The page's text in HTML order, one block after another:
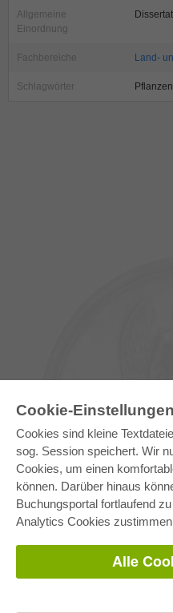
Cookie-Einstellungen
Cookies sind kleine
sog. Session speichert. Wir
Cookies, um einen
können. Darüber hinaus
Buchungsportal fortlaufend
Analytics Cookies
Alle
Allgemeine
Einordnung
Fachbereiche Land-
Schlagwörter
E-COLLECTION
Fachbereichspakete
Pick & Choose
Bereitstellung von E-Books
Häufig gestellte Fragen (FAQ)
WEBSHOP
Versandkosten